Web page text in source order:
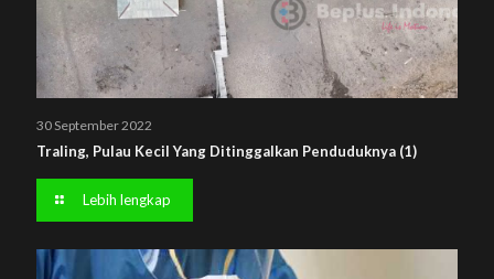
30 September 2022
Traling, Pulau Kecil Yang Ditinggalkan Penduduknya (1)
Lebih lengkap